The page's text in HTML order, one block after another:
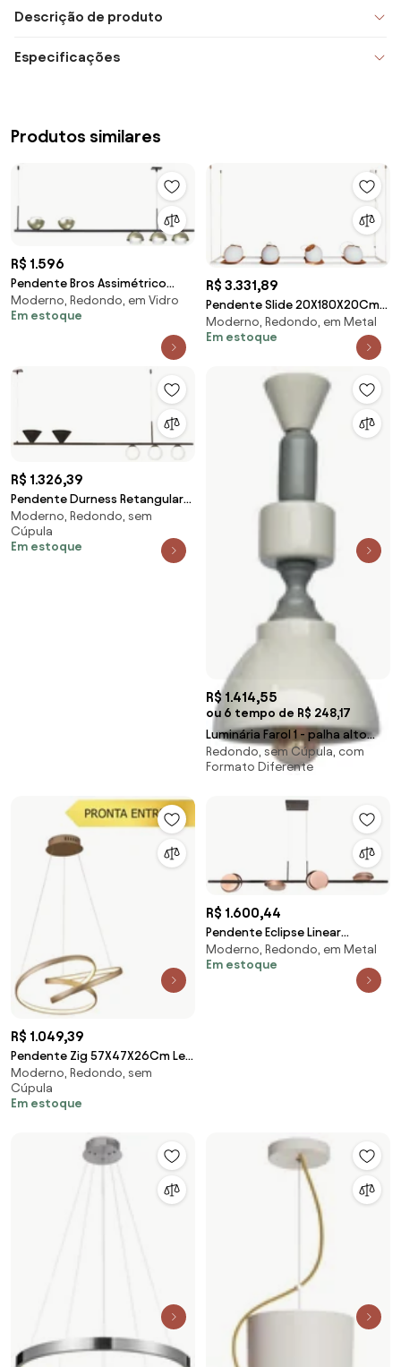
Descrição de produto
Especificações
Produtos similares
R$ 1.596
Pendente Bros Assimétrico
25X12X120Cm Metal Alumínio E
Vidro 05Xg9 - O... (PRETO)
Moderno, Redondo, em Vidro
Em estoque
R$ 3.331,89
Pendente Slide 20X180X20Cm
Alumínio E Globo Ø20Cm 4Xe27
Por Waldir Jun... (BT - Branco
Moderno, Redondo, em Metal
Em estoque
R$ 1.326,39
Pendente Durness Retangular
Misto 120X10X33Cm Com
Globos Ø10Cm 03Xg9 E...
(PRETO)
Moderno, Redondo, sem
Cúpula
Em estoque
R$ 1.414,55
ou 6 tempo de R$ 248,17
Luminária Farol 1 - palha alto
brilho e cinza claire
Redondo, sem Cúpula, com
Formato Diferente
R$ 1.049,39
Pendente Zig 57X47X26Cm Led
35W 3000K Bivolt Dourado |
Bella Iluminaçã...
Moderno, Redondo, sem
Cúpula
Em estoque
R$ 1.600,44
Pendente Eclipse Linear
120X16X22Cm Discos Metal
Aluminio 04Xled 5,5W... (PRETO,
Moderno, Redondo, em Metal
Em estoque